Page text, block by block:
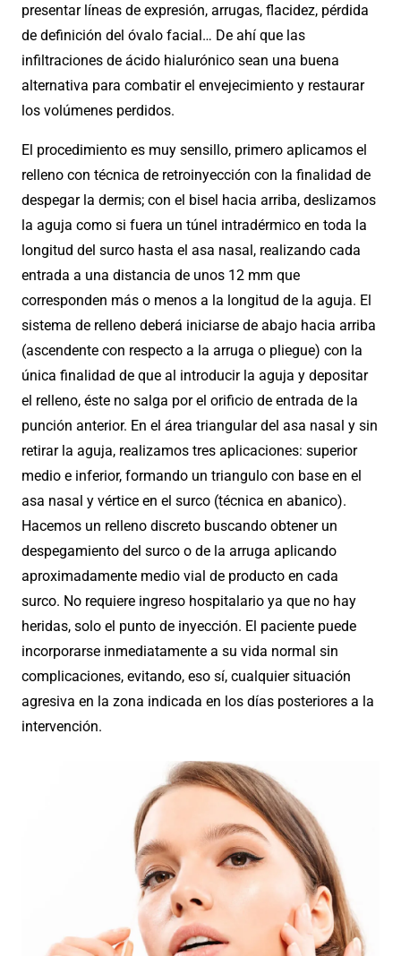
presentar líneas de expresión, arrugas, flacidez, pérdida
de definición del óvalo facial… De ahí que las
infiltraciones de ácido hialurónico sean una buena
alternativa para combatir el envejecimiento y restaurar
los volúmenes perdidos.
El procedimiento es muy sensillo, primero aplicamos el
relleno con técnica de retroinyección con la finalidad de
despegar la dermis; con el bisel hacia arriba, deslizamos
la aguja como si fuera un túnel intradérmico en toda la
longitud del surco hasta el asa nasal, realizando cada
entrada a una distancia de unos 12 mm que
corresponden más o menos a la longitud de la aguja. El
sistema de relleno deberá iniciarse de abajo hacia arriba
(ascendente con respecto a la arruga o pliegue) con la
única finalidad de que al introducir la aguja y depositar
el relleno, éste no salga por el orificio de entrada de la
punción anterior. En el área triangular del asa nasal y sin
retirar la aguja, realizamos tres aplicaciones: superior
medio e inferior, formando un triangulo con base en el
asa nasal y vértice en el surco (técnica en abanico).
Hacemos un relleno discreto buscando obtener un
despegamiento del surco o de la arruga aplicando
aproximadamente medio vial de producto en cada
surco. No requiere ingreso hospitalario ya que no hay
heridas, solo el punto de inyección. El paciente puede
incorporarse inmediatamente a su vida normal sin
complicaciones, evitando, eso sí, cualquier situación
agresiva en la zona indicada en los días posteriores a la
intervención.